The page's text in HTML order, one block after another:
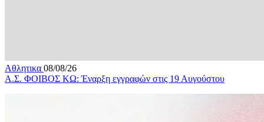
Αθλητικα 08/08/26
Α.Σ. ΦΟΙΒΟΣ ΚΩ: Έναρξη εγγραφών στις 19 Αυγούστου